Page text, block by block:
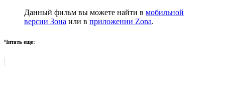
Данный фильм вы можете найти в мобильной
версии Зона или в приложении Zona.
Читать еще: